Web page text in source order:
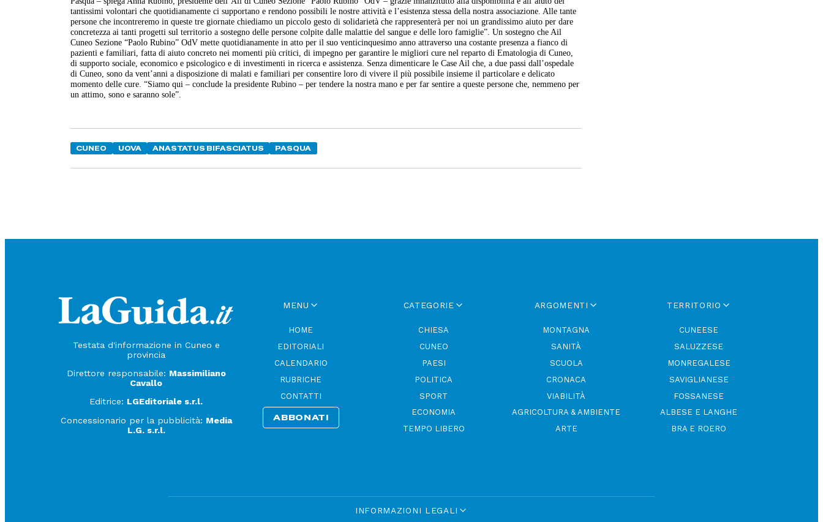
tantissimi volontari che quotidianamente ci supportano e rendono possibili le nostre attività e l’esistenza stessa della nostra associazione. Alle tante
persone che incontreremo in queste tre giornate chiediamo un piccolo gesto di solidarietà che rappresenterà per noi un grandissimo aiuto per dare
concretezza ai tanti progetti sul territorio a sostegno delle persone colpite dalle malattie del sangue e delle loro famiglie”. Un sostegno che Ail
Cuneo Sezione “Paolo Rubino” OdV mette quotidianamente in atto per il suo venticinquesimo anno attraverso una costante presenza a fianco di
pazienti e familiari, fatta di aiuto concreto nei momenti più critici, di impegno per garantire le migliori cure nel reparto di Ematologia di Cuneo,
di supporto sociale, economico e psicologico e di investimenti in ricerca e assistenza. Senza dimenticare le Case Ail che, a due passi dall’ospedale
di Cuneo, sono da vent’anni a disposizione di malati e familiari per consentire loro di vivere il più possibile insieme il particolare e delicato
momento delle cure. “Siamo qui – conclude la presidente Rubino – per tendere la nostra mano e per far sentire a queste persone che, nemmeno per
un attimo, sono e saranno sole”.
CUNEO UOVA ANASTATUS BIFASCIATUS PASQUA
Testata d'informazione in Cuneo e
provincia
Direttore responsabile: Massimiliano
Cavallo
Editrice: LGEditoriale s.r.l.
Concessionario per la pubblicità: Media
L.G. s.r.l.
MENU
HOME
EDITORIALI
CALENDARIO
RUBRICHE
CONTATTI
ABBONATI
CATEGORIE
CHIESA
CUNEO
PAESI
POLITICA
SPORT
ECONOMIA
TEMPO LIBERO
ARGOMENTI
MONTAGNA
SANITÀ
SCUOLA
CRONACA
VIABILITÀ
AGRICOLTURA & AMBIENTE
ARTE
TERRITORIO
CUNEESE
SALUZZESE
MONREGALESE
SAVIGLIANESE
FOSSANESE
ALBESE E LANGHE
BRA E ROERO
INFORMAZIONI LEGALI